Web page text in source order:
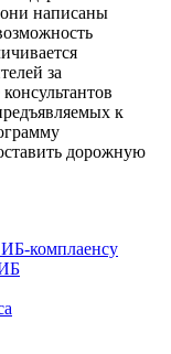
написаны
за
к
дорожную
комплаенсу